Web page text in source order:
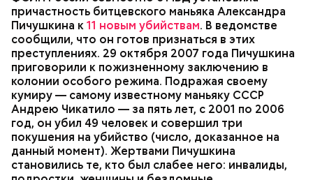
причастность битцевского маньяка Александра
Пичушкина к11 новым убийствам. В ведомстве
сообщили, что он готов признаться в этих
преступлениях. 29 октября 2007 года Пичушкина
приговорили к пожизненному заключению в
колонии особого режима. Подражая своему
кумиру — самому известному маньяку СССР
Андрею Чикатило — за пять лет, с 2001 по 2006
год, он убил 49 человек и совершил три
покушения на убийство (число, доказанное на
данный момент). Жертвами Пичушкина
становились те, кто был слабее него: инвалиды,
открыть дверь, дебошир с силой дернул дверь на
себя и вырвал ее. В этот момент в подъезд
ворвался спецназ.
МОСКВА ИСТОРИЯ
МАНЬЯКИ
РАССЛЕДОВАНИЯ
УБИЙСТВА
Им оказался ранее неоднократно судимый житель
Правдинского района Калининградской области.
На данный момент мужчина заключен под стражу.